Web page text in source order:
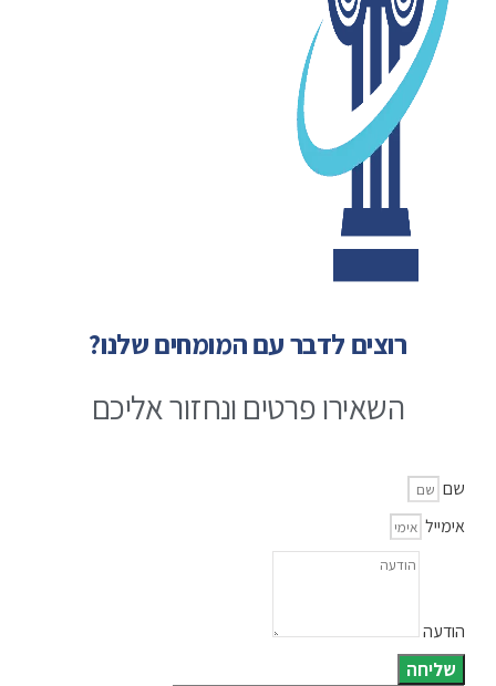
רוצים לדבר עם המומחים שלנו?
השאירו פרטים ונחזור אליכם
שם
אימייל
הודעה
שליחה